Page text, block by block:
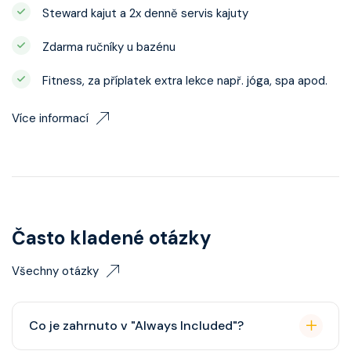
Steward kajut a 2x denně servis kajuty
Zdarma ručníky u bazénu
Fitness, za příplatek extra lekce např. jóga, spa apod.
Více informací
Často kladené otázky
Všechny otázky
Co je zahrnuto v "Always Included"?